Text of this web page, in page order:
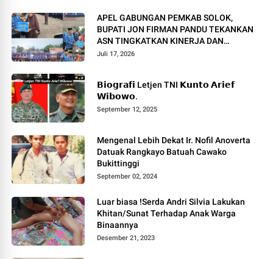
APEL GABUNGAN PEMKAB SOLOK,
BUPATI JON FIRMAN PANDU TEKANKAN
ASN TINGKATKAN KINERJA DAN
PELAYANAN MASYARAKAT.
Juli 17, 2026
𝗕𝗶𝗼𝗴𝗿𝗮𝗳𝗶 Letjen TNI 𝗞𝘂𝗻𝘁𝗼 𝗔𝗿𝗶𝗲𝗳
𝗪𝗶𝗯𝗼𝘄𝗼.
September 12, 2025
Mengenal Lebih Dekat Ir. Nofil Anoverta
Datuak Rangkayo Batuah Cawako
Bukittinggi
September 02, 2024
Luar biasa !Serda Andri Silvia Lakukan
Khitan/Sunat Terhadap Anak Warga
Binaannya
Desember 21, 2023